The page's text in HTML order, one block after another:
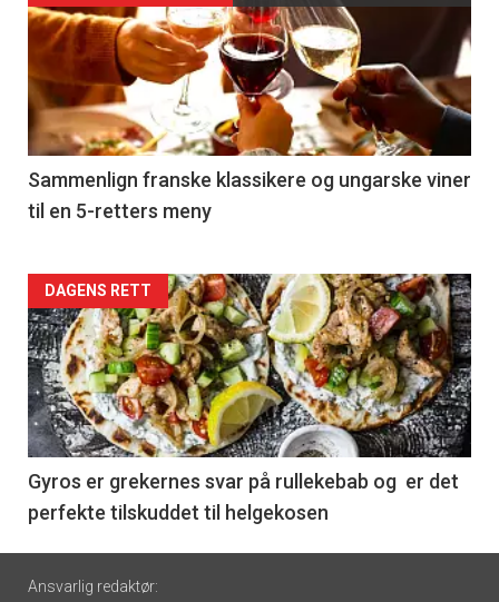
akkurat
nå
-
5
Sammenlign franske klassikere og ungarske viner
til en 5-retters meny
Forsiden
akkurat
nå
-
6
DAGENS RETT
Gyros er grekernes svar på rullekebab og er det
perfekte tilskuddet til helgekosen
Footer
Ansvarlig redaktør: